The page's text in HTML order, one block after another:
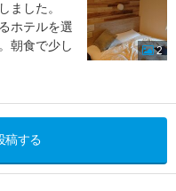
ました。
ホテルを選
朝食で少し
2
稿する